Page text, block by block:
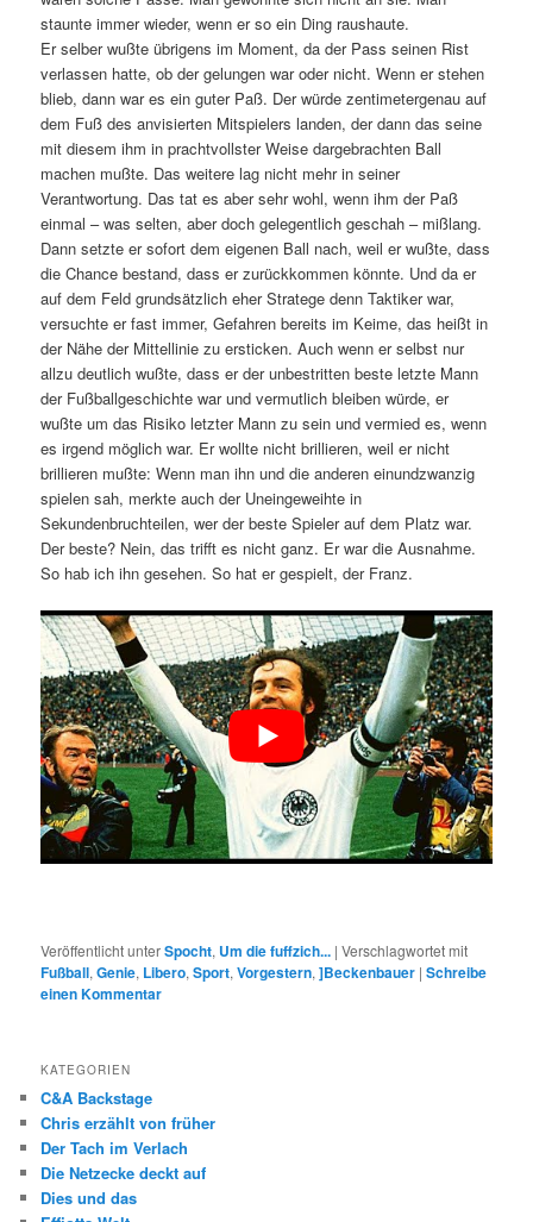
staunte immer wieder, wenn er so ein Ding raushaute.
Er selber wußte übrigens im Moment, da der Pass seinen Rist
verlassen hatte, ob der gelungen war oder nicht. Wenn er stehen
blieb, dann war es ein guter Paß. Der würde zentimetergenau auf
dem Fuß des anvisierten Mitspielers landen, der dann das seine
mit diesem ihm in prachtvollster Weise dargebrachten Ball
machen mußte. Das weitere lag nicht mehr in seiner
Verantwortung. Das tat es aber sehr wohl, wenn ihm der Paß
einmal – was selten, aber doch gelegentlich geschah – mißlang.
Dann setzte er sofort dem eigenen Ball nach, weil er wußte, dass
die Chance bestand, dass er zurückkommen könnte. Und da er
auf dem Feld grundsätzlich eher Stratege denn Taktiker war,
versuchte er fast immer, Gefahren bereits im Keime, das heißt in
der Nähe der Mittellinie zu ersticken. Auch wenn er selbst nur
allzu deutlich wußte, dass er der unbestritten beste letzte Mann
der Fußballgeschichte war und vermutlich bleiben würde, er
wußte um das Risiko letzter Mann zu sein und vermied es, wenn
es irgend möglich war. Er wollte nicht brillieren, weil er nicht
brillieren mußte: Wenn man ihn und die anderen einundzwanzig
spielen sah, merkte auch der Uneingeweihte in
Sekundenbruchteilen, wer der beste Spieler auf dem Platz war.
Der beste? Nein, das trifft es nicht ganz. Er war die Ausnahme.
So hab ich ihn gesehen. So hat er gespielt, der Franz.
Veröffentlicht unterSpocht, Um die fuffzich... |Verschlagwortet mit
Fußball,Genie, Libero,Sport,Vorgestern,]Beckenbauer |Schreibe
einen Kommentar
KATEGORIEN
C&A Backstage
Chris erzählt von früher
Der Tach im Verlach
Die Netzecke deckt auf
Dies und das